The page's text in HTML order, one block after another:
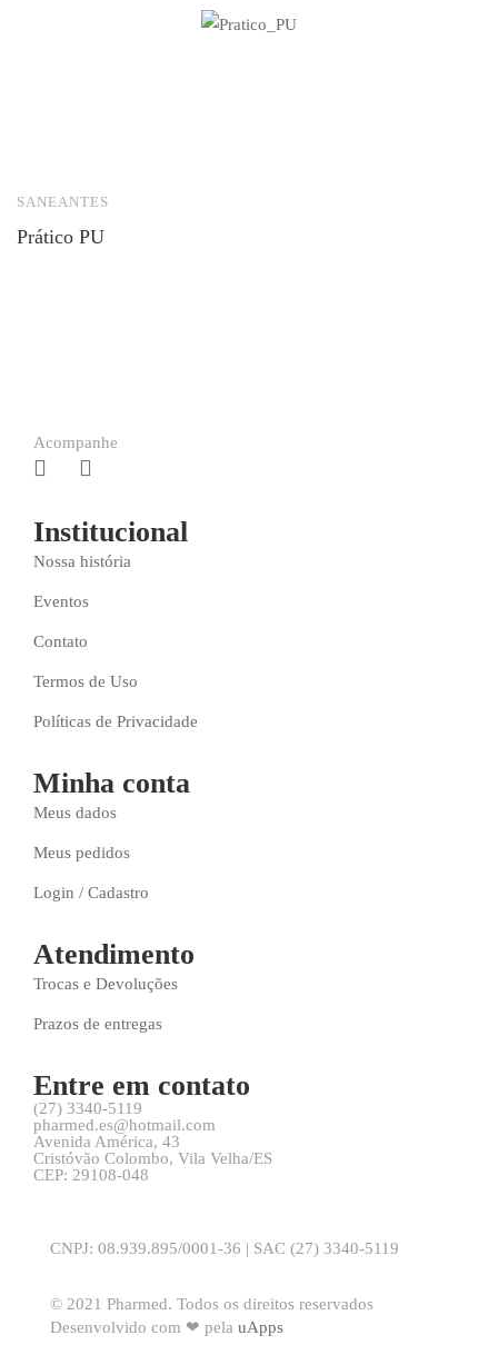
SANEANTES
Prático PU
Acompanhe
Institucional
Nossa história
Eventos
Contato
Termos de Uso
Políticas de Privacidade
Minha conta
Meus dados
Meus pedidos
Login / Cadastro
Atendimento
Trocas e Devoluções
Prazos de entregas
Entre em contato
(27) 3340-5119
pharmed.es@hotmail.com
Avenida América, 43
Cristóvão Colombo, Vila Velha/ES
CEP: 29108-048
© 2021 Pharmed. Todos os direitos reservados
Desenvolvido com ❤ pela uApps
CNPJ: 08.939.895/0001-36 | SAC (27) 3340-5119